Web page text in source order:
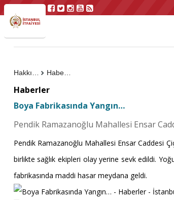
Haberler
Haberler
Boya Fabrikasında Yangın…
Pendik Ramazanoğlu Mahallesi Ensar
Pendik Ramazanoğlu Mahallesi Ensar Caddesi
birlikte sağlık ekipleri olay yerine sevk edildi.
fabrikasında maddi hasar meydana geldi.